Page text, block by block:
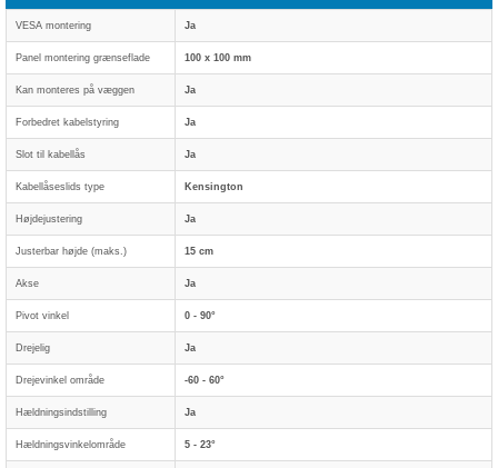
VESA montering Ja
Panel montering grænseflade 100 x 100 mm
Kan monteres på væggen Ja
Forbedret kabelstyring Ja
Slot til kabellås Ja
Kabellåseslids type Kensington
Højdejustering Ja
Justerbar højde (maks.) 15 cm
Akse Ja
Pivot vinkel 0 - 90°
Drejelig Ja
Drejevinkel område -60 - 60°
Hældningsindstilling Ja
Hældningsvinkelområde 5 - 23°